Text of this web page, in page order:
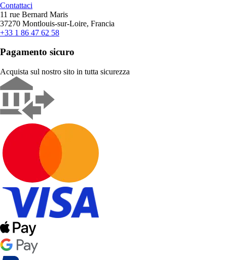
Contattaci
11 rue Bernard Maris
37270 Montlouis-sur-Loire, Francia
+33 1 86 47 62 58
Pagamento sicuro
Acquista sul nostro sito in tutta sicurezza